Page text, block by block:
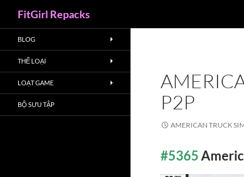
FitGirl Repacks
P2P
AMERICAN TRUCK
#5365
BLOG
THỂ LOẠI
LOẠT GAME
BỘ SƯU TẬP